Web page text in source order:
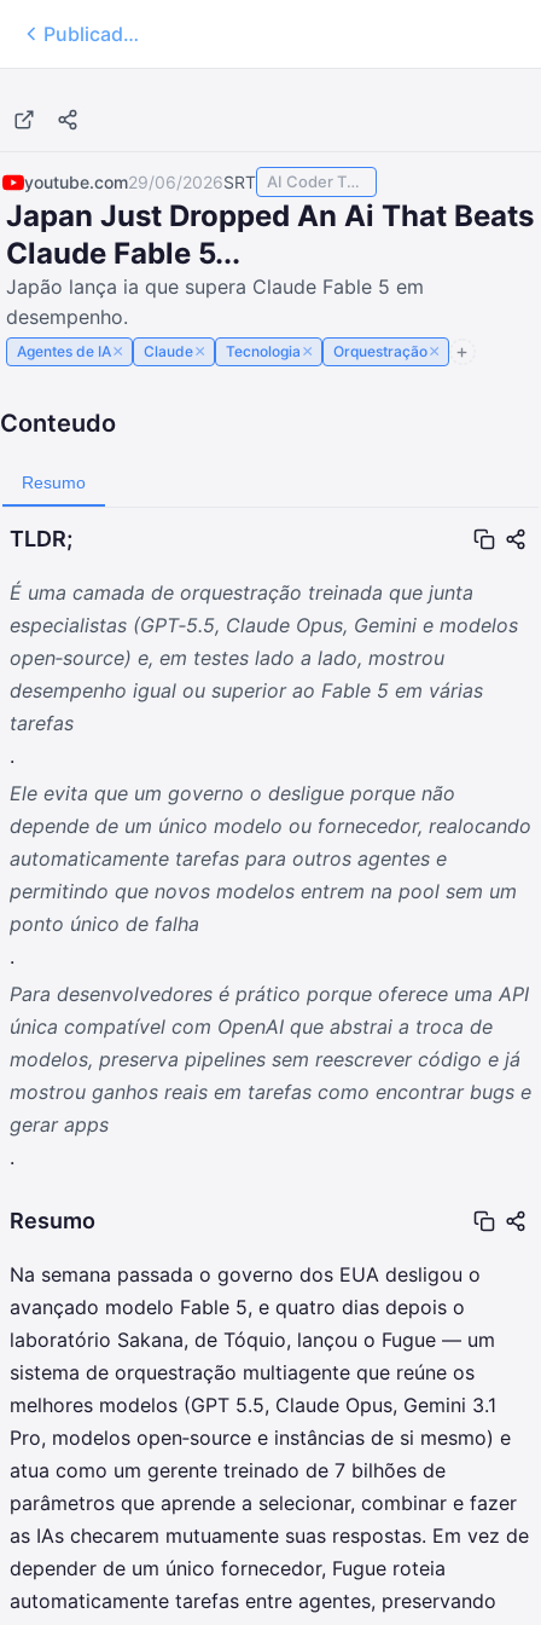
Publicados
youtube.com29/06/2026SRT AI Coder TODAY
Japan Just Dropped An Ai That Beats
Claude Fable 5...
Japão lança ia que supera Claude Fable 5 em
desempenho.
Agentes de IA× Claude× Tecnologia × Orquestração×
Conteudo
Resumo
TLDR;
É uma camada de orquestração treinada que junta
especialistas (GPT‑5.5, Claude Opus, Gemini e modelos
open‑source) e, em testes lado a lado, mostrou
desempenho igual ou superior ao Fable 5 em várias
tarefas
.
Ele evita que um governo o desligue porque não
depende de um único modelo ou fornecedor, realocando
automaticamente tarefas para outros agentes e
permitindo que novos modelos entrem na pool sem um
ponto único de falha
.
Para desenvolvedores é prático porque oferece uma API
única compatível com OpenAI que abstrai a troca de
modelos, preserva pipelines sem reescrever código e já
mostrou ganhos reais em tarefas como encontrar bugs e
gerar apps
.
Resumo
Na semana passada o governo dos EUA desligou o
avançado modelo Fable 5, e quatro dias depois o
laboratório Sakana, de Tóquio, lançou o Fugue — um
sistema de orquestração multiagente que reúne os
melhores modelos (GPT 5.5, Claude Opus, Gemini 3.1
Pro, modelos open‑source e instâncias de si mesmo) e
atua como um gerente treinado de 7 bilhões de
parâmetros que aprende a selecionar, combinar e fazer
as IAs checarem mutuamente suas respostas. Em vez de
depender de um único fornecedor, Fugue roteia
automaticamente tarefas entre agentes, preservando